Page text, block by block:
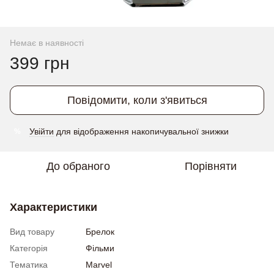
Немає в наявності
399 грн
Повідомити, коли з'явиться
Увійти для відображення накопичувальної знижки
До обраного Порівняти
Характеристики
Вид товару
Брелок
Категорія
Фільми
Тематика
Marvel